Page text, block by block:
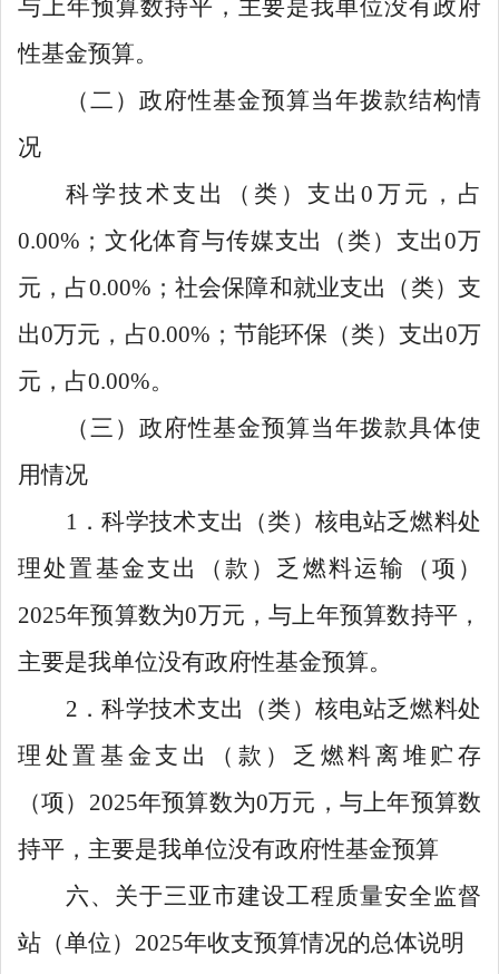
与上年预算数持平，主要是我单位没有政府
性基金预算。
（二）政府性基金预算当年拨款结构情
况
科学技术支出（类）支出0 万元，占
0.00% ；文化体育与传媒支出（类）支出0万
元，占0.00% ；社会保障和就业支出（类）支
出0万元，占0.00% ；节能环保（类）支出0万
元，占0.00%。
（三）政府性基金预算当年拨款具体使
用情况
1 ．科学技术支出（类）核电站乏燃料处
理处置基金支出（款）乏燃料运输（项）
2025年预算数为0万元，与上年预算数持平，
主要是我单位没有政府性基金预算。
2 ．科学技术支出（类）核电站乏燃料处
理处置基金支出（款）乏燃料离堆贮存
（项） 2025年预算数为0万元，与上年预算数
持平，主要是我单位没有政府性基金预算
六、关于三亚市建设工程质量安全监督
站（单位） 2025年收支预算情况的总体说明